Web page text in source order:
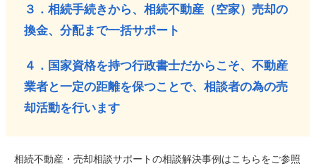
３．相続手続きから、相続不動産（空家）売却の
換金、分配まで一括サポート
４．国家資格を持つ行政書士だからこそ、不動産
業者と一定の距離を保つことで、相談者の為の売
却活動を行います
相続不動産・売却相談サポートの相談解決事例はこちらをご参照